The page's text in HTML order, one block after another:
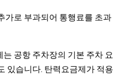
가로 부과되어 통행료를 초과
공항 주차장의 기본 주차 요
있습니다. 탄력요금제가 적용